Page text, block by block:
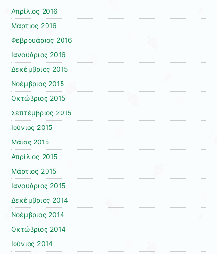
Απρίλιος 2016
Μάρτιος 2016
Φεβρουάριος 2016
Ιανουάριος 2016
Δεκέμβριος 2015
Νοέμβριος 2015
Οκτώβριος 2015
Σεπτέμβριος 2015
Ιούνιος 2015
Μάιος 2015
Απρίλιος 2015
Μάρτιος 2015
Ιανουάριος 2015
Δεκέμβριος 2014
Νοέμβριος 2014
Οκτώβριος 2014
Ιούνιος 2014